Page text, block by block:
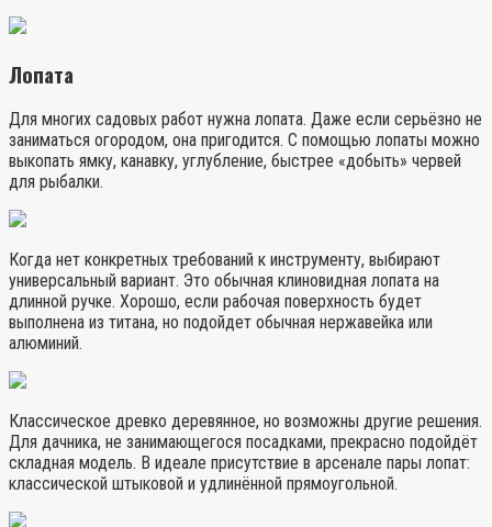
Лопата
Для многих садовых работ нужна лопата. Даже если серьёзно не
заниматься огородом, она пригодится. С помощью лопаты можно
выкопать ямку, канавку, углубление, быстрее «добыть» червей
для рыбалки.
Когда нет конкретных требований к инструменту, выбирают
универсальный вариант. Это обычная клиновидная лопата на
длинной ручке. Хорошо, если рабочая поверхность будет
выполнена из титана, но подойдет обычная нержавейка или
алюминий.
Классическое древко деревянное, но возможны другие решения.
Для дачника, не занимающегося посадками, прекрасно подойдёт
складная модель. В идеале присутствие в арсенале пары лопат:
классической штыковой и удлинённой прямоугольной.